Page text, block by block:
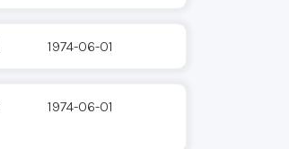
1974-06-01
1974-06-01